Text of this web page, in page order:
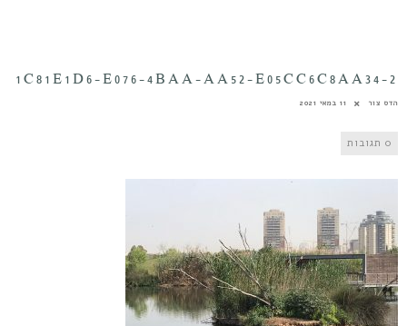
1C81E1D6-E076-4BAA-AA52-E05CC6C8AA34-2
הדס צור 11 במאי 2021
0 תגובות